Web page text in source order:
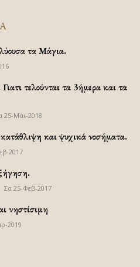
τα Μάγια.
τελούνται τα 3ήμερα και τα
25-Μάι-2018
και ψυχικά νοσήματα.
2017
Σα 25-Φεβ-2017
νηστίσιμη
2019